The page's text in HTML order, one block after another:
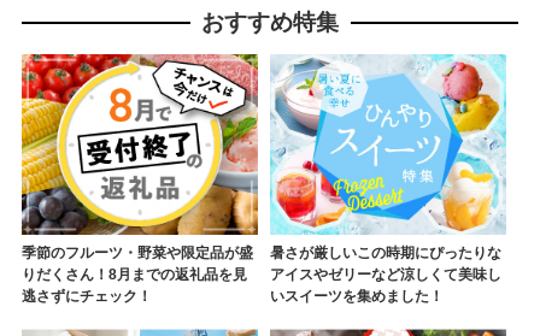
おすすめ特集
季節のフルーツ・野菜や限定品が盛
りだくさん！8月までの返礼品を見
逃さずにチェック！
暑さが厳しいこの時期にぴったりな
アイスやゼリーなど涼しくて美味し
いスイーツを集めました！